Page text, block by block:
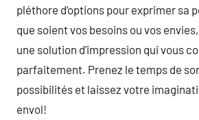
pléthore d’options pour exprimer sa
que soient vos besoins ou vos
une solution d’impression qui vous
parfaitement. Prenez le temps de
possibilités et laissez votre
envol!